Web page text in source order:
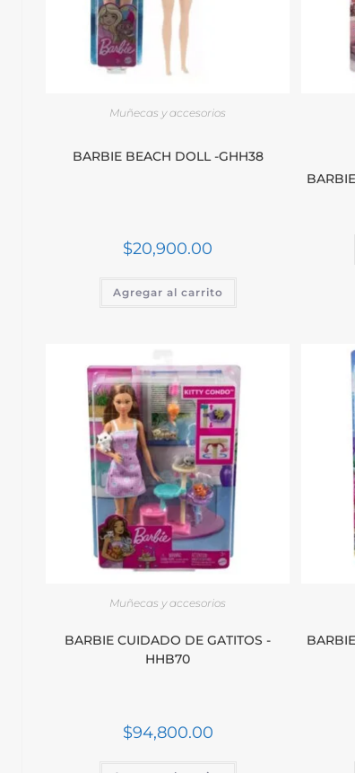
Muñecas y accesorios
BARBIE BEACH DOLL -GHH38
$20,900.00
Agregar al carrito
Muñecas y accesorios
BARBIE CUIDADO DE GATITOS -
HHB70
$94,800.00